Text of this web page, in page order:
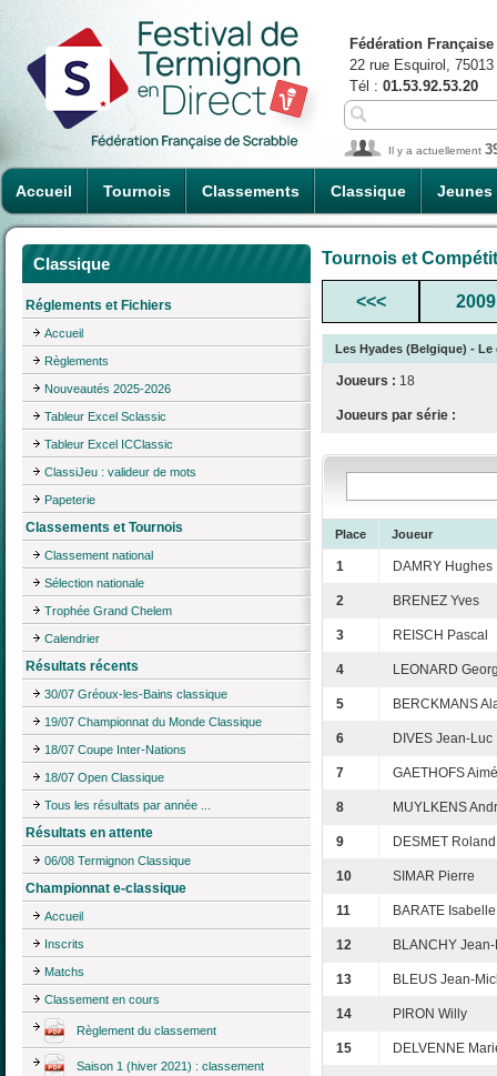
Accueil Tournois Classements Classique Jeunes
Fédération
22 rue Esquirol,
Tél : 01.53.92.53.20
Il y a actuellement
Classique
Réglements et Fichiers
Accueil
Règlements
Nouveautés 2025-2026
Tableur Excel Sclassic
Tableur Excel ICClassic
ClassiJeu : valideur de mots
Papeterie
Classements et Tournois
Classement national
Sélection nationale
Trophée Grand Chelem
Calendrier
Résultats récents
30/07 Gréoux-les-Bains classique
19/07 Championnat du Monde Classique
18/07 Coupe Inter-Nations
18/07 Open Classique
Tous les résultats par année ...
Résultats en attente
06/08 Termignon Classique
Championnat e-classique
Accueil
Inscrits
Matchs
Classement en cours
Règlement du classement
Saison 1 (hiver 2021) : classement
Tournois et
<<< 2009
Les Hyades (Belgique) - Le
Joueurs : 18
Joueurs par série :
Place Joueur
1 DAMRY Hughes
2 BRENEZ Yves
3 REISCH Pascal
4 LEONARD
5 BERCKMANS
6 DIVES Jean-Luc
7 GAETHOFS Aimé
8 MUYLKENS
9 DESMET Roland
10 SIMAR Pierre
11 BARATE Isabelle
12 BLANCHY
13 BLEUS Jean-
14 PIRON Willy
15 DELVENNE